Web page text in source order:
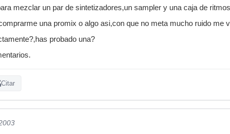
mezclar un par de sintetizadores,un sampler y una caja de
una promix o algo asi,con que no meta mucho ruido me
probado una?
Citar